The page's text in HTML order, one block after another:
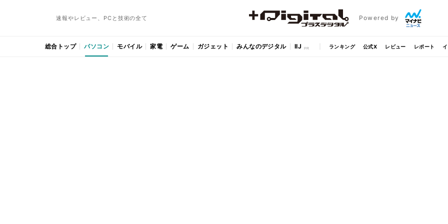
速報やレビュー、PCと技術の全て Powered by
総合トップ パソコン モバイル 家電 ゲーム ガジェット みんなのデジタル IIJ ランキング 公式X レビュー レポート